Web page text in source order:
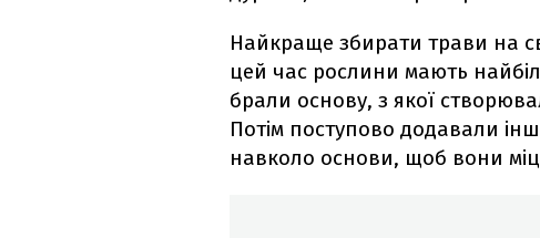
Найкраще збирати трави на
цей час рослини мають
брали основу, з якої
Потім поступово додавали
навколо основи, щоб вони